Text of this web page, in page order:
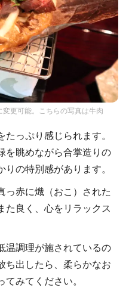
更可能。こちらの写真は牛肉
っぷり感じられます。
を眺めながら合掌造りの
の特別感があります。
っ赤に熾（おこ）された
た良く、心をリラックス
温調理が施されているの
ち出したら、柔らかなお
みてください。